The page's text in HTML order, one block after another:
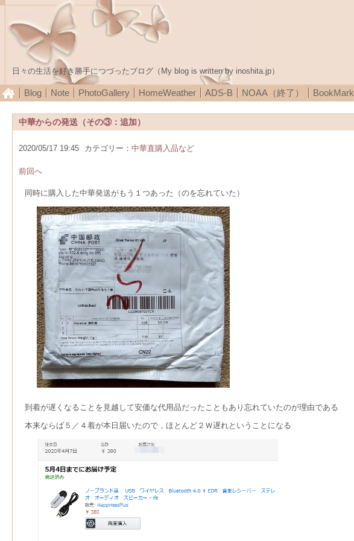
日々の生活を好き勝手につづったブログ（My blog is written by inoshita.jp）
Blog Note PhotoGallery HomeWeather ADS-B NOAA（終了） BookMark
中華からの発送（その③：追加）
2020/05/17 19:45 カテゴリー： 中華直購入品など
前回へ
同時に購入した中華発送がもう１つあった（のを忘れていた）
到着が遅くなることを見越して安価な代用品だったこともあり忘れていたのが理由である
本来ならば５／４着が本日届いたので，ほとんど２Ｗ遅れということになる